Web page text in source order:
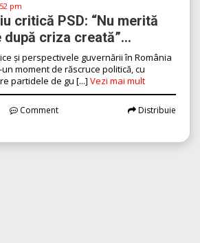
pm
critică PSD: “Nu merită
criza creată”...
și perspectivele guvernării în România
moment de răscruce politică, cu
partidele de gu [...] Vezi mai mult
Comment Distribuie